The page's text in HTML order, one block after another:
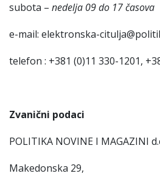
subota – nedelja 09 do 17 časova
e-mail: elektronska-
telefon : +381 (0)11 330-1201,
Zvanični podaci
POLITIKA NOVINE I MAGAZINI
Makedonska 29,